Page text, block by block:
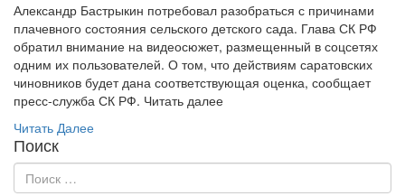
Александр Бастрыкин потребовал разобраться с причинами
плачевного состояния сельского детского сада. Глава СК РФ
обратил внимание на видеосюжет, размещенный в соцсетях
одним их пользователей. О том, что действиям саратовских
чиновников будет дана соответствующая оценка, сообщает
пресс-служба СК РФ. Читать далее
Читать Далее
Поиск